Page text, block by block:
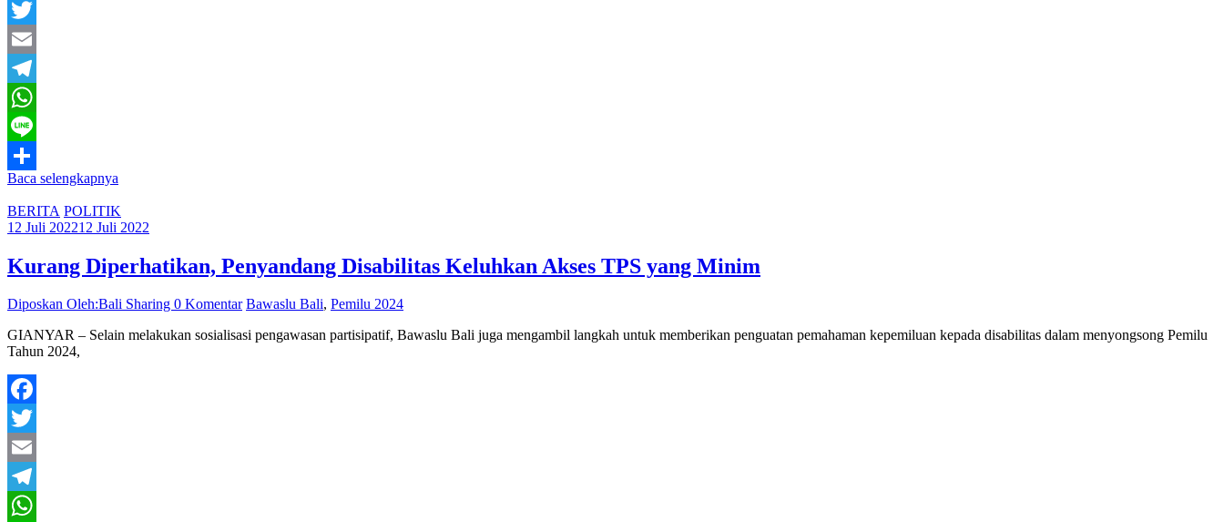
Facebook
Twitter
Email
Telegram
WhatsApp
Line
Share
Baca selengkapnya
BERITA POLITIK
12 Juli 202212 Juli 2022
Kurang Diperhatikan, Penyandang Disabilitas Keluhkan Akses TPS yang Minim
Diposkan Oleh:Bali Sharing 0 Komentar Bawaslu Bali, Pemilu 2024
GIANYAR – Selain melakukan sosialisasi pengawasan partisipatif, Bawaslu Bali juga mengambil langkah untuk memberikan penguatan pemahaman kepemiluan kepada disabilitas dalam menyongsong Pemilu
Tahun 2024,
Facebook
Twitter
Email
Telegram